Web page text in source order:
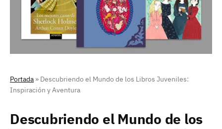
Portada » Descubriendo el Mundo de los Libros Juveniles:
Inspiración y Aventura
Descubriendo el Mundo de los